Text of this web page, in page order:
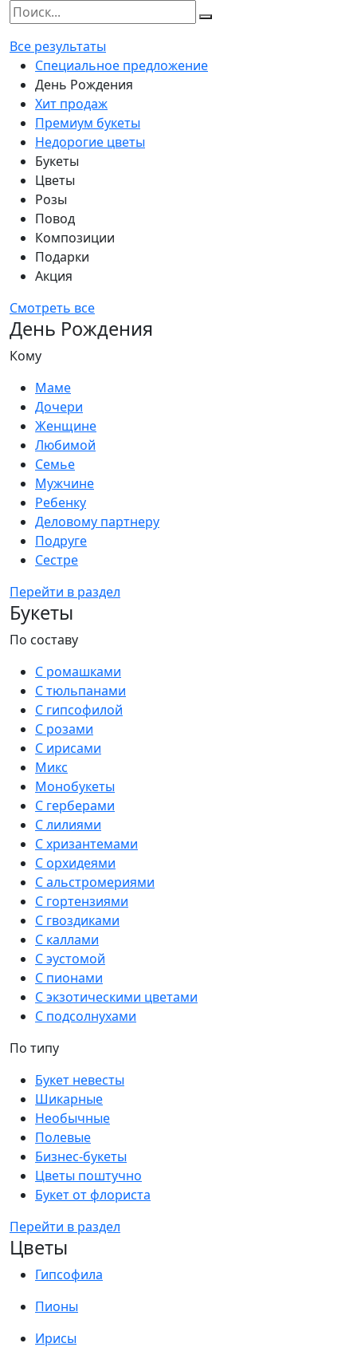
Все результаты
Специальное предложение
День Рождения
Хит продаж
Премиум букеты
Недорогие цветы
Букеты
Цветы
Розы
Повод
Композиции
Подарки
Акция
Смотреть все
День Рождения
Кому
Маме
Дочери
Женщине
Любимой
Семье
Мужчине
Ребенку
Деловому партнеру
Подруге
Сестре
Перейти в раздел
Букеты
По составу
С ромашками
С тюльпанами
С гипсофилой
С розами
С ирисами
Микс
Монобукеты
С герберами
С лилиями
С хризантемами
С орхидеями
С альстромериями
С гортензиями
С гвоздиками
С каллами
С эустомой
С пионами
С экзотическими цветами
С подсолнухами
По типу
Букет невесты
Шикарные
Необычные
Полевые
Бизнес-букеты
Цветы поштучно
Букет от флориста
Перейти в раздел
Цветы
Гипсофила
Пионы
Ирисы